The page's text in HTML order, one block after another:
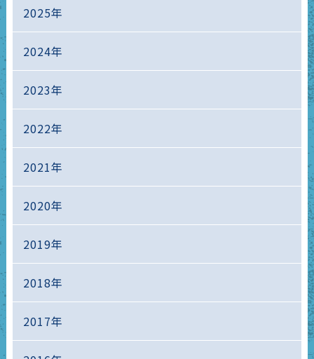
2025年
2024年
2023年
2022年
2021年
2020年
2019年
2018年
2017年